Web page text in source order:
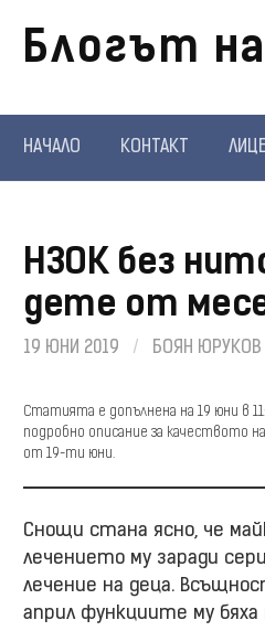
Блогът
НАЧАЛО КОНТАКТ
НЗОК без
дете от
19 ЮНИ 2019 / БОЯН ЮРУКОВ
Статията е допълнена на 19 юни в
подробно описание за качеството
от 19-ти юни.
Снощи стана ясно, че
лечението му заради
лечение на деца.
април функциите му